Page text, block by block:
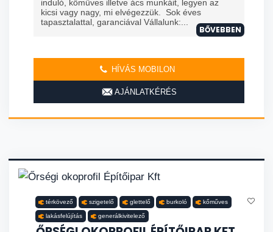
induló, kőműves illetve ács munkáit, legyen az
kicsi vagy nagy, mi elvégezzük. Sok éves
tapasztalattal, garanciával Vállalunk:...
BŐVEBBEN
HÍVÁS MOBILON
AJÁNLATKÉRÉS
térkövező szigetelő glettelő burkoló kőműves
lakásfelújítás generálkivitelező